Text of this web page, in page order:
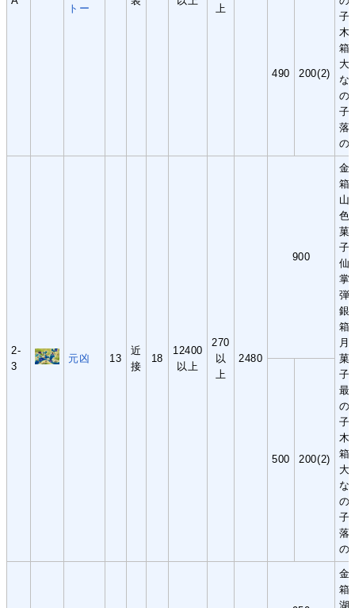
トー
上
子
木
箱
大
な
の
子
落
の
490 200(2)
2-
3
元凶 13
近
接
18
12400
以上
270
以
上
2480
900
金
箱
山
色
菓
子
仙
掌
弾
銀
箱
月
菓
子
最
の
子
木
箱
大
な
の
子
落
の
500 200(2)
金
箱
湖